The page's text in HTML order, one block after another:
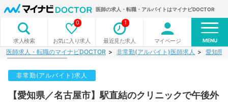
医師の求人・転職・アルバイトはマイナビDOCTOR
求人検索 お気に入り求人
0
最近見た求人
1
マイページ MENU
医師求人・転職のマイナビDOCTOR 非常勤(アルバイト)医師求人 愛知県
非常勤(アルバイト)求人
【愛知県／名古屋市】駅直結のクリニックで午後外